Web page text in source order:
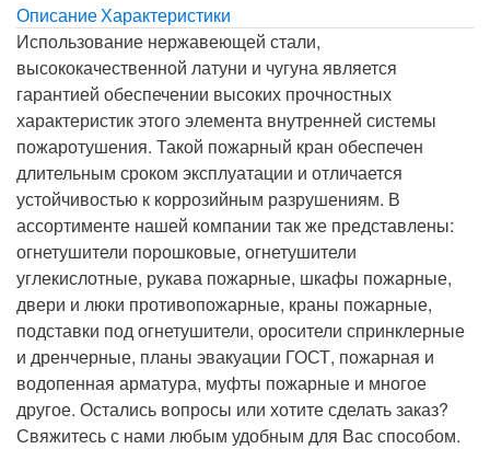
ОписаниеХарактеристики
Использование нержавеющей стали,
высококачественной латуни и чугуна является
гарантией обеспечении высоких прочностных
характеристик этого элемента внутренней системы
пожаротушения. Такой пожарный кран обеспечен
длительным сроком эксплуатации и отличается
устойчивостью к коррозийным разрушениям. В
ассортименте нашей компании так же представлены:
огнетушители порошковые, огнетушители
углекислотные, рукава пожарные, шкафы пожарные,
двери и люки противопожарные, краны пожарные,
подставки под огнетушители, оросители спринклерные
и дренчерные, планы эвакуации ГОСТ, пожарная и
водопенная арматура, муфты пожарные и многое
другое. Остались вопросы или хотите сделать заказ?
Свяжитесь с нами любым удобным для Вас способом.